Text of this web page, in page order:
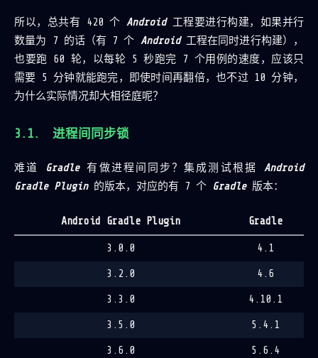
所以，总共有 420 个 Android工程要进行构建，如果并行
数量为 7 的话（有 7 个 Android工程在同时进行构建），
也要跑 60 轮，以每轮 5 秒跑完 7 个用例的速度，应该只
需要 5 分钟就能跑完，即使时间再翻倍，也不过 10 分钟，
为什么实际情况却大相径庭呢？
进程间同步锁
难道 Gradle有做进程间同步？集成测试根据Android
Gradle Plugin的版本，对应的有 7 个 Gradle版本：
Android Gradle Plugin Gradle
3.0.0 4.1
3.2.0 4.6
3.3.0 4.10.1
3.5.0 5.4.1
3.6.0 5.6.4